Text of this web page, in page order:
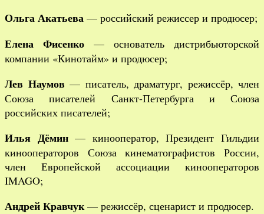
Ольга Акатьева — российский режиссер и продюсер;
Елена Фисенко — основатель дистрибьюторской
компании «Кинотайм» и продюсер;
Лев Наумов— писатель, драматург, режиссёр, член
Союза писателей Санкт-Петербурга и Союза
российских писателей;
Илья Дёмин— кинооператор, Президент Гильдии
кинооператоров Союза кинематографистов России,
член Европейской ассоциации кинооператоров
IMAGO;
Андрей Кравчук— режиссёр, сценарист и продюсер.